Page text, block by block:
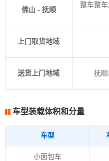
佛山 - 抚顺
整车整
上门取货地域
送货上门地域 抚
车型装载体积和分量
车型
小面包车